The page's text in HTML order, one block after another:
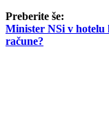
Preberite še:
Minister NSi v
račune?